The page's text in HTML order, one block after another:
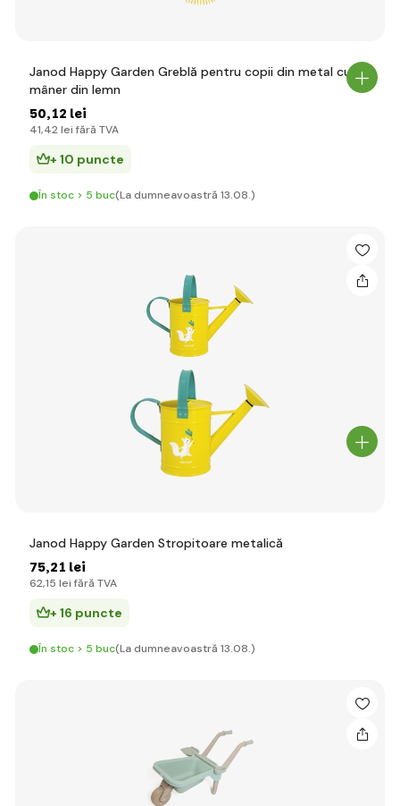
Janod Happy Garden Greblă pentru copii din metal cu
mâner din lemn
50,12 lei
41,42 lei fără TVA
+ 10 puncte
În stoc > 5 buc(La dumneavoastră 13.08.)
Janod Happy Garden Stropitoare metalică
75,21 lei
62,15 lei fără TVA
+ 16 puncte
În stoc > 5 buc(La dumneavoastră 13.08.)